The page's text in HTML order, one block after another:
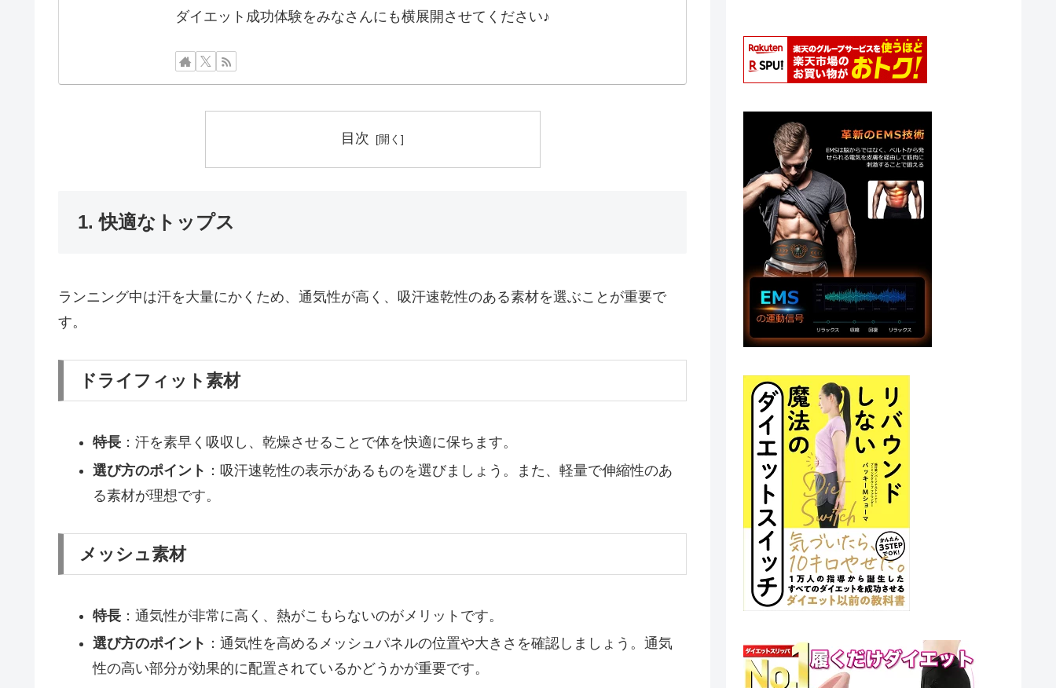
ダイエット成功体験をみなさんにも横展開させてください♪
目次
1. 快適なトップス
ランニング中は汗を大量にかくため、通気性が高く、吸汗速乾性のある素材を選ぶことが重要で
す。
ドライフィット素材
特長：汗を素早く吸収し、乾燥させることで体を快適に保ちます。
選び方のポイント ：吸汗速乾性の表示があるものを選びましょう。また、軽量で伸縮性のあ
る素材が理想です。
メッシュ素材
特長：通気性が非常に高く、熱がこもらないのがメリットです。
選び方のポイント ：通気性を高めるメッシュパネルの位置や大きさを確認しましょう。通気
性の高い部分が効果的に配置されているかどうかが重要です。